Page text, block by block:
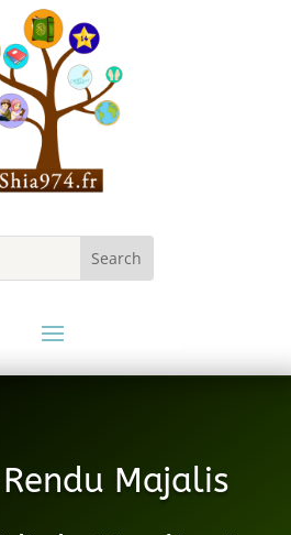
Majalis